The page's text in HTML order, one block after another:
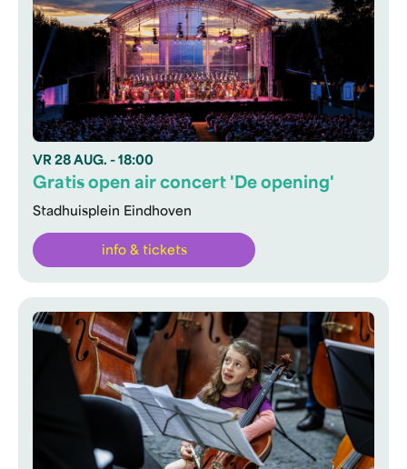
VR 28 AUG. - 18:00
Stadhuisplein Eindhoven
Gratis open air concert 'De opening'
info & tickets